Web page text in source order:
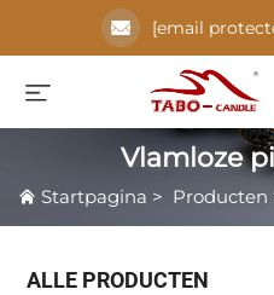
[email
Vlamloze
Startpagina > Producten
ALLE PRODUCTEN